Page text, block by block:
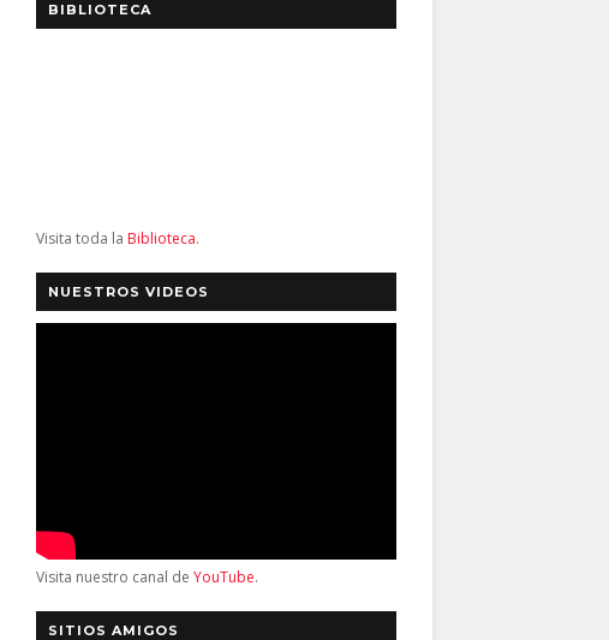
BIBLIOTECA
Visita toda la Biblioteca.
NUESTROS VIDEOS
Visita nuestro canal de YouTube.
SITIOS AMIGOS